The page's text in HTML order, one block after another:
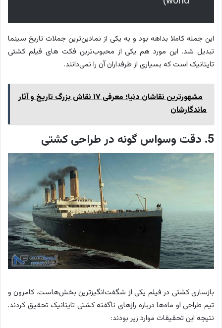
این جمله کاملا بداهه بود و به یکی از نمادین‌ترین جملات تاریخ سینما
تبدیل شد. این مورد هم یکی از محبوب‌ترین فکت های فیلم کشتی
تایتانیک است که بسیاری از طرفداران آن را نمی‌دانند.
مشهورترین نقاشان دنیا؛ معرفی ۱۷ نقاش بزرگ تاریخ و آثار
ماندگارشان
5. دقت وسواس گونه در طراحی کشتی
بازسازی کشتی در فیلم یکی از شگفت‌انگیزترین بخش‌هاست. کامرون و
تیم طراحی او ماه‌ها درباره رازهای ناگفته کشتی تایتانیک تحقیق کردند.
نتیجه این تحقیقات موارد زیر بودند: